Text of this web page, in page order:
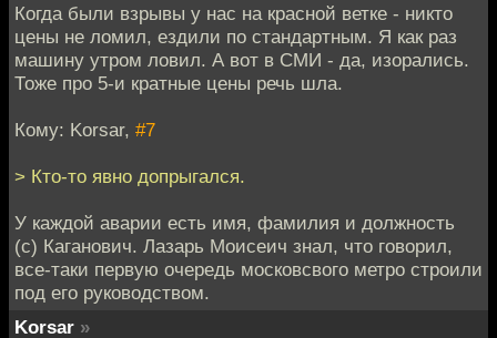
Когда были взрывы у нас на красной ветке - никто
цены не ломил, ездили по стандартным. Я как раз
машину утром ловил. А вот в СМИ - да, изорались.
Тоже про 5-и кратные цены речь шла.
Кому: Korsar, #7
> Кто-то явно допрыгался.
У каждой аварии есть имя, фамилия и должность
(c) Каганович. Лазарь Моисеич знал, что говорил,
все-таки первую очередь московсвого метро строили
под его руководством.
Korsar »